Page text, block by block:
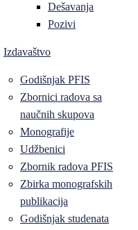
Dešavanja
Pozivi
Izdavaštvo
Godišnjak PFIS
Zbornici radova sa
naučnih skupova
Monografije
Udžbenici
Zbornik radova PFIS
Zbirka monografskih
publikacija
Godišnjak studenata